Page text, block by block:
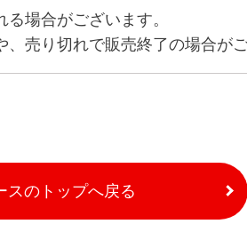
場合がございます。
売り切れで販売終了の場合がご
スのトップへ戻る